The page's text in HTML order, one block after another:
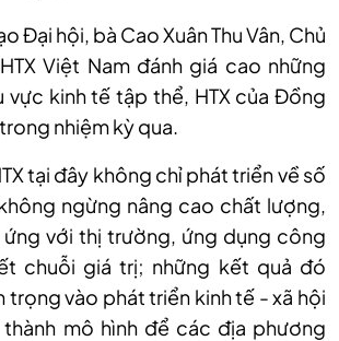
Đại hội, bà Cao Xuân Thu Vân, Chủ
Việt Nam đánh giá cao những
vực kinh tế tập thể, HTX của Đồng
nhiệm kỳ qua.
tại đây không chỉ phát triển về số
ngừng nâng cao chất lượng,
ứng với thị trường, ứng dụng công
chuỗi giá trị; những kết quả đó
vào phát triển kinh tế - xã hội
mô hình để các địa phương